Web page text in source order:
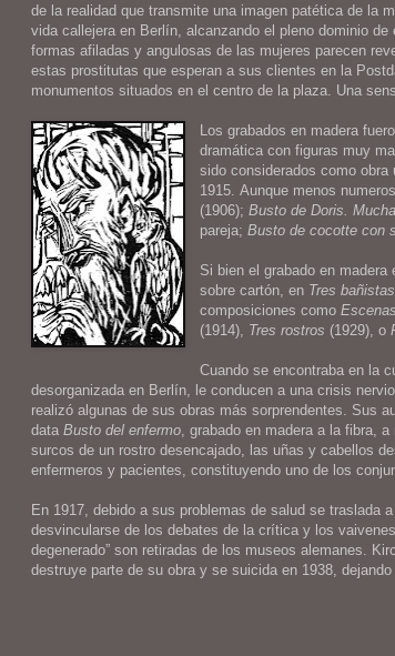
de la realidad que transmite una imagen patética de la
vida callejera en Berlín, alcanzando el pleno dominio
formas afiladas y angulosas de las mujeres parecen
estas prostitutas que esperan a sus clientes en la
monumentos situados en el centro de la plaza. Una
Los grabados en madera
dramática con figuras muy
sido considerados como
1915. Aunque menos
(1906);Busto de Doris.
pareja;Busto de cocotte con
Si bien el grabado en
sobre cartón, en Tres
composiciones como
(1914), Tres rostros (1929), o
Cuando se encontraba en la
desorganizada en Berlín, le conducen a una crisis
realizó algunas de sus obras más sorprendentes. Sus
data Busto del enfermo , grabado en madera a la fibra,
surcos de un rostro desencajado, las uñas y cabellos
enfermeros y pacientes, constituyendo uno de los
En 1917, debido a sus problemas de salud se traslada
desvincularse de los debates de la crítica y los
degenerado” son retiradas de los museos alemanes.
destruye parte de su obra y se suicida en 1938,